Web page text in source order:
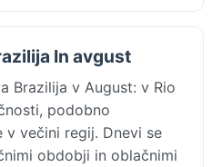
In avgust
Brazilija v August: v Rio
podobno
v večini regij. Dnevi se
obdobji in oblačnimi